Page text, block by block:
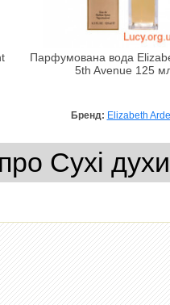
Парфумована вода
5th Avenue 125
Бренд: Elizabeth
про Сухі